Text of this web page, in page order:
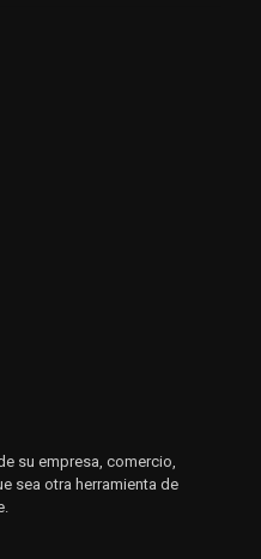
su empresa, comercio,
sea otra herramienta de